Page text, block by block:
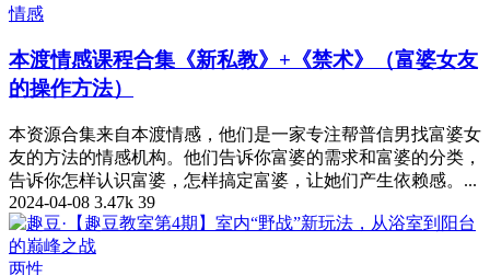
情感
本渡情感课程合集《新私教》+《禁术》（富婆女友
的操作方法）
本资源合集来自本渡情感，他们是一家专注帮普信男找富婆女
友的方法的情感机构。他们告诉你富婆的需求和富婆的分类，
告诉你怎样认识富婆，怎样搞定富婆，让她们产生依赖感。...
2024-04-08 3.47k 39
两性